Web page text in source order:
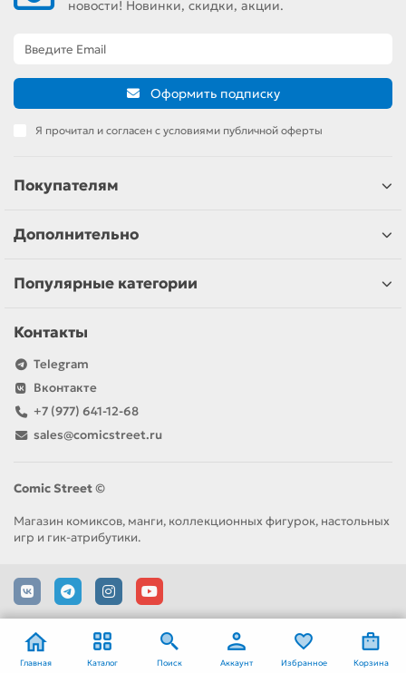
новости! Новинки, скидки, акции.
Оформить подписку
Я прочитал и согласен с условиями публичной оферты
Покупателям
Дополнительно
Популярные категории
Контакты
Telegram
Вконтакте
+7 (977) 641-12-68
sales@comicstreet.ru
Comic Street ©
Магазин комиксов, манги, коллекционных фигурок, настольных
игр и гик-атрибутики.
Главная Каталог Поиск Аккаунт Избранное Корзина